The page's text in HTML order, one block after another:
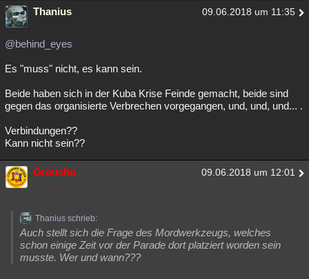
Thanius 09.06.2018 um 11:35
@behind_eyes
Es "muss" nicht, es kann sein.
Beide haben sich in der Kuba Krise Feinde gemacht, beide sind
gegen das organisierte Verbrechen vorgegangen, und, und, und... .
Verbindungen??
Kann nicht sein??
Groucho 09.06.2018 um 12:01
Thanius schrieb:
Auch stellt sich die Frage des Mordwerkzeugs, welches
schon einige Zeit vor der Parade dort platziert worden sein
musste. Wer und wann???